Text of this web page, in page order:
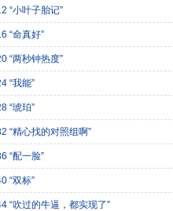
“小叶子胎记”
“命真好”
“两秒钟热度”
“我能”
“琥珀”
“精心找的对照组啊”
“配一脸”
“双标”
“吹过的牛逼，都实现了”